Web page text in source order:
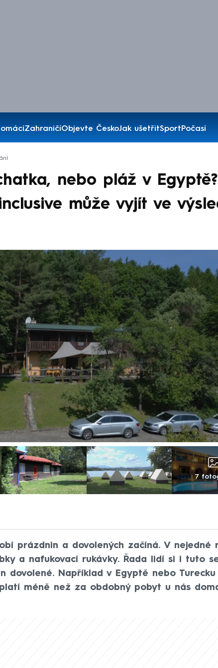
ZahraničíObjevte ČeskoJak ušetřitSportPočasí
nebo pláž v Egyptě?
může vyjít ve
7
prázdnin a dovolených začíná. V nejedné
a nafukovací rukávky. Řada lidí si i tuto
dovolené. Například v Egyptě nebo
méně než za obdobný pobyt u nás